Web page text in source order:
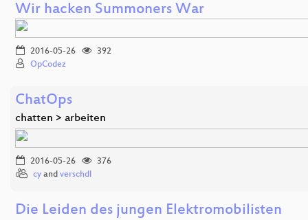
Wir hacken Summoners War
2016-05-26
392
OpCodez
ChatOps
chatten > arbeiten
2016-05-26
376
cy and verschdl
Die Leiden des jungen Elektromobilisten